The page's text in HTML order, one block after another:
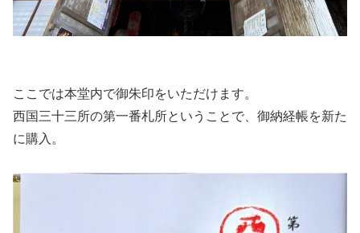
ここでは本堂内で御朱印をいただけます。
西国三十三所の第一番札所ということで、御納経帳を新た
に購入。